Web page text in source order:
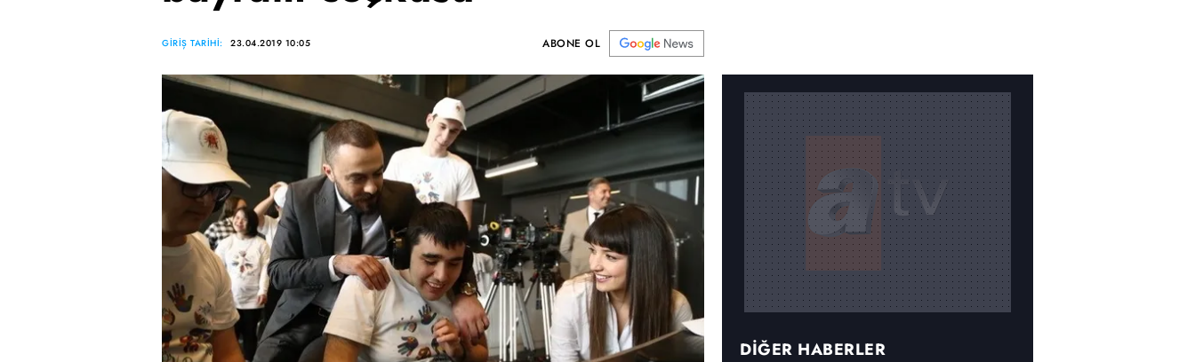
GİRİŞ TARİHİ: 23.04.2019 10:05 ABONE OL
DİĞER HABERLER